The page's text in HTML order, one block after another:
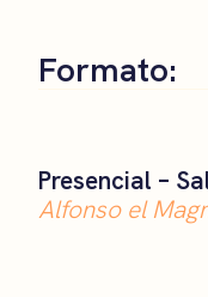
Formato:
Presencial –
Alfonso el